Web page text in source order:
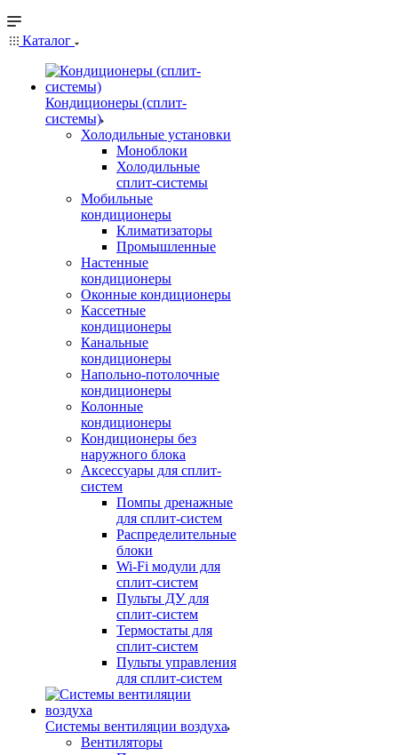
Каталог
Кондиционеры (сплит-
системы)
Холодильные установки
Моноблоки
Холодильные
сплит-системы
Мобильные
кондиционеры
Климатизаторы
Промышленные
Настенные
кондиционеры
Оконные кондиционеры
Кассетные
кондиционеры
Канальные
кондиционеры
Напольно-потолочные
кондиционеры
Колонные
кондиционеры
Кондиционеры без
наружного блока
Аксессуары для сплит-
систем
Помпы дренажные
для сплит-систем
Распределительные
блоки
Wi-Fi модули для
сплит-систем
Пульты ДУ для
сплит-систем
Термостаты для
сплит-систем
Пульты управления
для сплит-систем
Системы вентиляции воздуха
Вентиляторы